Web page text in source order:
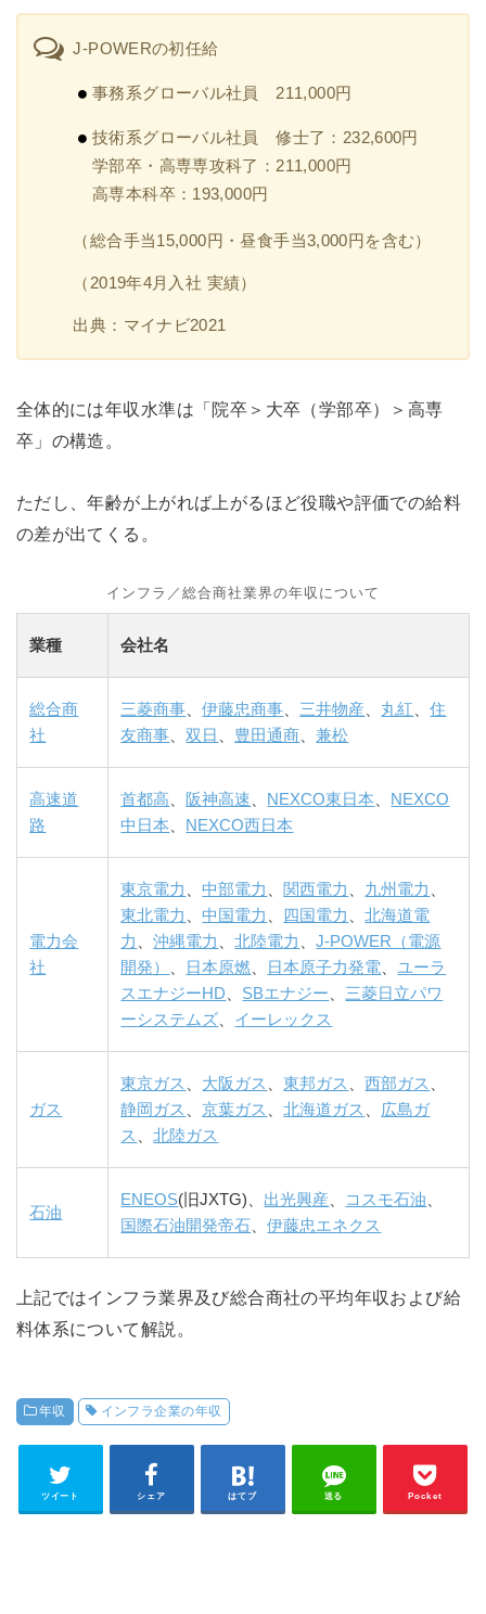
J-POWERの初任給
事務系グローバル社員 211,000円
技術系グローバル社員 修士了：232,600円
学部卒・高専専攻科了：211,000円
高専本科卒：193,000円
（総合手当15,000円・昼食手当3,000円を含む）
（2019年4月入社 実績）
出典：マイナビ2021
全体的には年収水準は「院卒＞大卒（学部卒）＞高専
卒」の構造。
ただし、年齢が上がれば上がるほど役職や評価での給料
の差が出てくる。
インフラ／総合商社業界の年収について
業種 会社名
総合商
社
三菱商事、伊藤忠商事、三井物産、 丸紅、住
友商事、双日 、 豊田通商、兼松
高速道
路
首都高、 阪神高速、 NEXCO東日本、 NEXCO
中日本、 NEXCO西日本
電力会
社
東京電力 、中部電力 、 関西電力 、 九州電力 、
東北電力 、中国電力 、 四国電力 、北海道電
力 、沖縄電力 、北陸電力 、J-POWER（電源
開発） 、 日本原燃、 日本原子力発電、ユーラ
スエナジーHD、 SBエナジー、三菱日立パワ
ーシステムズ、 イーレックス
ガス
東京ガス 、 大阪ガス 、東邦ガス 、西部ガス 、
静岡ガス 、京葉ガス 、北海道ガス 、 広島ガ
ス 、北陸ガス
石油
ENEOS(旧JXTG)、 出光興産、 コスモ石油、
国際石油開発帝石、伊藤忠エネクス
上記ではインフラ業界及び総合商社の平均年収および給
料体系について解説。
年収 インフラ企業の年収
ツイート シェア はてブ 送る Pocket